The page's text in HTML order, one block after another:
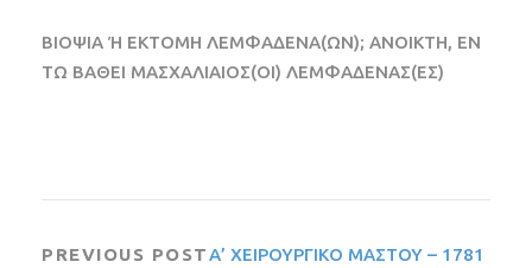
ΒΙΟΨΙΑ Ή ΕΚΤΟΜΗ ΛΕΜΦΑΔΕΝΑ(ΩΝ); ΑΝΟΙΚΤΗ, ΕΝ
ΤΩ ΒΑΘΕΙ ΜΑΣΧΑΛΙΑΙΟΣ(ΟΙ) ΛΕΜΦΑΔΕΝΑΣ(ΕΣ)
PREVIOUS POSTΑ’ ΧΕΙΡΟΥΡΓΙΚΟ ΜΑΣΤΟΥ – 1781